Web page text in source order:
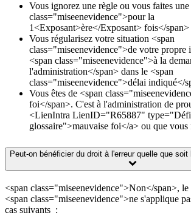
Vous ignorez une règle ou vous faites une
class="miseenevidence">pour la
1<Exposant>ère</Exposant> fois</span>
Vous régularisez votre situation <span
class="miseenevidence">de votre propre
<span class="miseenevidence">à la
l'administration</span> dans le <span
class="miseenevidence">délai indiqué</
Vous êtes de <span
foi</span>. C'est à l'administration de
<LienIntra LienID="R65887"
glossaire">mauvaise foi</a> ou que vous
Peut-on bénéficier du droit à l'erreur quelle que
<span class="miseenevidence">Non</span>,
<span class="miseenevidence">ne s'applique
cas suivants :